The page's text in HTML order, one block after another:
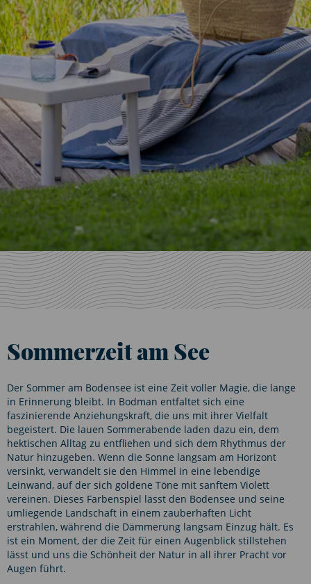
Sommerzeit am See
Der Sommer am Bodensee ist eine Zeit voller Magie, die lange
in Erinnerung bleibt. In Bodman entfaltet sich eine
faszinierende Anziehungskraft, die uns mit ihrer Vielfalt
begeistert. Die lauen Sommerabende laden dazu ein, dem
hektischen Alltag zu entfliehen und sich dem Rhythmus der
Natur hinzugeben. Wenn die Sonne langsam am Horizont
versinkt, verwandelt sie den Himmel in eine lebendige
Leinwand, auf der sich goldene Töne mit sanftem Violett
vereinen. Dieses Farbenspiel lässt den Bodensee und seine
umliegende Landschaft in einem zauberhaften Licht
erstrahlen, während die Dämmerung langsam Einzug hält. Es
ist ein Moment, der die Zeit für einen Augenblick stillstehen
lässt und uns die Schönheit der Natur in all ihrer Pracht vor
Augen führt.